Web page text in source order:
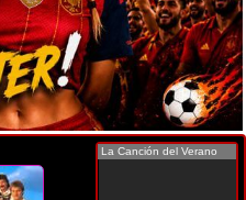
La Canción del Verano